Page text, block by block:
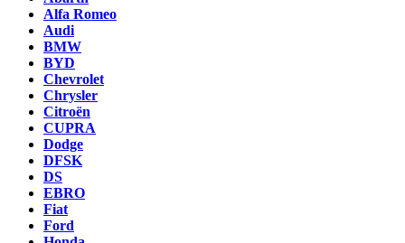
Alfa Romeo
Audi
BMW
BYD
Chevrolet
Chrysler
Citroën
CUPRA
Dodge
DFSK
DS
EBRO
Fiat
Ford